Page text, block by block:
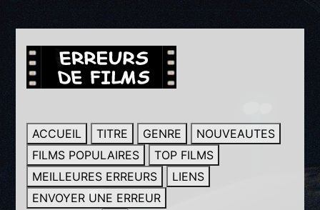
ACCUEIL TITRE GENRE
NOUVEAUTES
FILMS POPULAIRES
TOP FILMS
MEILLEURES ERREURS
LIENS
ENVOYER UNE ERREUR